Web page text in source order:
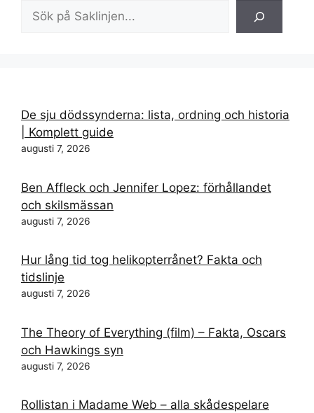
Sök
De sju dödssynderna: lista, ordning och historia
| Komplett guide
augusti 7, 2026
Ben Affleck och Jennifer Lopez: förhållandet
och skilsmässan
augusti 7, 2026
Hur lång tid tog helikopterrånet? Fakta och
tidslinje
augusti 7, 2026
The Theory of Everything (film) – Fakta, Oscars
och Hawkings syn
augusti 7, 2026
Rollistan i Madame Web – alla skådespelare